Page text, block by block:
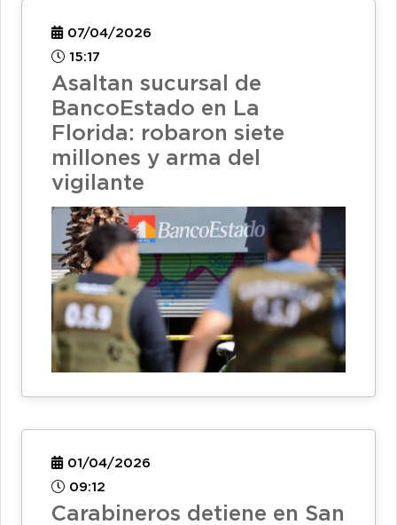
07/04/2026
15:17
Asaltan sucursal de
BancoEstado en La
Florida: robaron siete
millones y arma del
vigilante
01/04/2026
09:12
Carabineros detiene en San